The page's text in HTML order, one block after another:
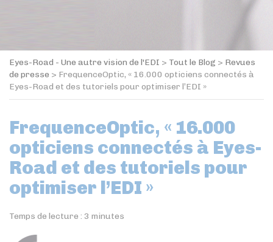
Eyes-Road - Une autre vision de l'EDI > Tout le Blog > Revues
de presse > FrequenceOptic, « 16.000 opticiens connectés à
Eyes-Road et des tutoriels pour optimiser l’EDI »
FrequenceOptic, « 16.000
opticiens connectés à Eyes-
Road et des tutoriels pour
optimiser l’EDI »
Temps de lecture : 3 minutes